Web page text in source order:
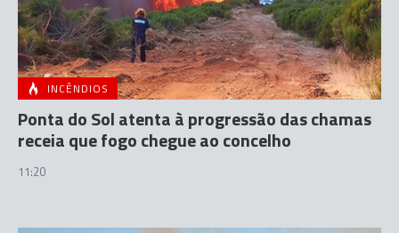
INCÊNDIOS
Ponta do Sol atenta à progressão das chamas
receia que fogo chegue ao concelho
11:20